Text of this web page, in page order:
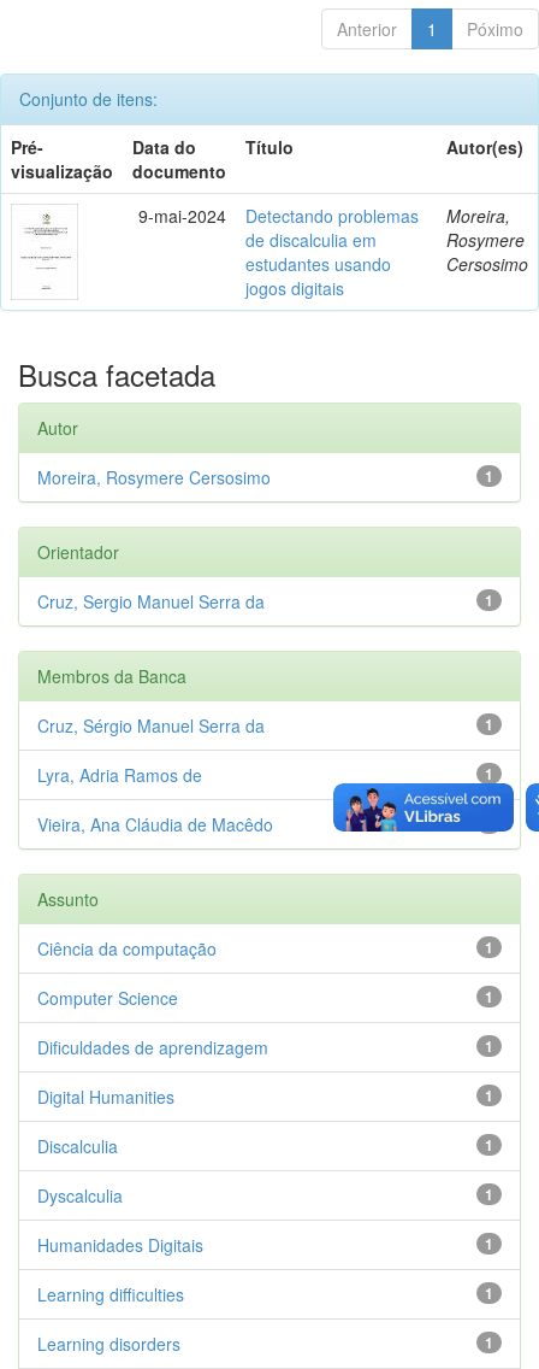
Anterior 1 Póximo
Conjunto de itens:
Pré-
visualização
Data do
documento
Título Autor(es)
9-mai-2024
Detectando problemas
de discalculia em
estudantes usando
jogos digitais
Moreira,
Rosymere
Cersosimo
Busca facetada
Autor
1
Moreira, Rosymere Cersosimo
Orientador
1
Cruz, Sergio Manuel Serra da
Membros da Banca
1
Cruz, Sérgio Manuel Serra da
1
Lyra, Adria Ramos de
Vieira, Ana Cláudia de Macêdo
Assunto
1
Ciência da computação
1
Computer Science
1
Dificuldades de aprendizagem
1
Digital Humanities
1
Discalculia
1
Dyscalculia
1
Humanidades Digitais
1
Learning difficulties
1
Learning disorders